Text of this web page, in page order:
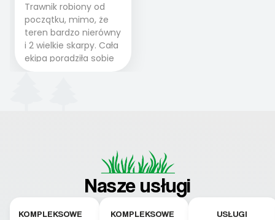
Trawnik robiony od
początku, mimo, że
teren bardzo nierówny
i 2 wielkie skarpy. Cała
ekipa poradziła sobie
WSPANIALE od
pielęgnacji trawnika
teraz i na późniejszym
etapie jest dużym
plusem. Teraz razem
z dzieckiem i małym
Nasze usługi
KOMPLEKSOWE
KOMPLEKSOWE
USŁUGI